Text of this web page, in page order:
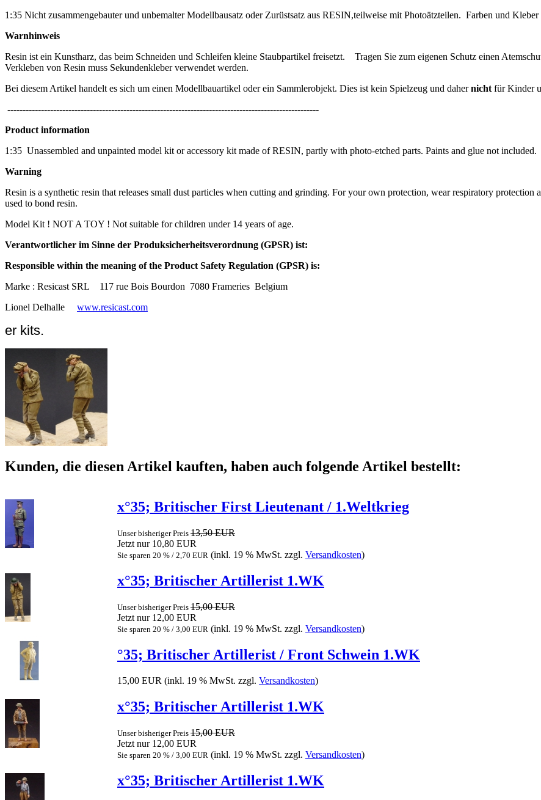
1:35 Nicht zusammengebauter und unbemalter Modellbausatz oder Zurüstsatz aus RESIN,teilweise mit Photoätzteilen. Farben und Kleber
Warnhinweis
Resin ist ein Kunstharz, das beim Schneiden und Schleifen kleine Staubpartikel freisetzt.
Tragen Sie zum eigenen Schutz einen
Verkleben von Resin muss Sekundenkleber verwendet werden.
Bei diesem Artikel handelt es sich um einen Modellbauartikel oder ein Sammlerobjekt. Dies ist kein Spielzeug und dahernicht für Kinder
------------------------------------------------------------------------------------------------------
Product information
1:35 Unassembled and unpainted model kit or accessory kit made of RESIN, partly with photo-etched parts. Paints and glue not included.
Warning
Resin is a synthetic resin that releases small dust particles when cutting and grinding. For your own protection, wear respiratory protection
used to bond resin.
Model Kit ! NOT A TOY ! Not suitable for children under 14 years of age.
Verantwortlicher im Sinne der Produksicherheitsverordnung (GPSR) ist:
Responsible within the meaning of the Product Safety Regulation (GPSR) is:
Marke : Resicast SRL
117 rue Bois Bourdon 7080 Frameries Belgium
Lionel Delhalle
www.resicast.com
er kits.
Kunden, die diesen Artikel kauften, haben auch folgende Artikel bestellt:
x°35; Britischer First Lieutenant / 1.Weltkrieg
Unser bisheriger Preis 13,50 EUR
Jetzt nur 10,80 EUR
Sie sparen 20 % / 2,70 EUR (inkl. 19 % MwSt. zzgl. Versandkosten)
x°35; Britischer Artillerist 1.WK
Unser bisheriger Preis 15,00 EUR
Jetzt nur 12,00 EUR
Sie sparen 20 % / 3,00 EUR (inkl. 19 % MwSt. zzgl. Versandkosten)
°35; Britischer Artillerist / Front Schwein 1.WK
15,00 EUR (inkl. 19 % MwSt. zzgl. Versandkosten)
x°35; Britischer Artillerist 1.WK
Unser bisheriger Preis 15,00 EUR
Jetzt nur 12,00 EUR
Sie sparen 20 % / 3,00 EUR (inkl. 19 % MwSt. zzgl. Versandkosten)
x°35; Britischer Artillerist 1.WK